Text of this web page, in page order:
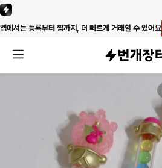
앱에서는 등록부터 찜까지, 더 빠르게 거래할 수 있어요